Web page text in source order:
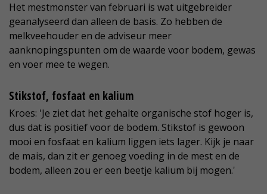
Het mestmonster van februari is wat uitgebreider
geanalyseerd dan alleen de basis. Zo hebben de
melkveehouder en de adviseur meer
aanknopingspunten om de waarde voor bodem, gewas
en voer mee te wegen.
Stikstof, fosfaat en kalium
Kroes: 'Je ziet dat het gehalte organische stof hoger is,
dus dat is positief voor de bodem. Stikstof is gewoon
mooi en fosfaat en kalium liggen iets lager. Kijk je naar
de mais, dan zit er genoeg voeding in de mest en de
bodem, alleen zou er een beetje kalium bij mogen.'